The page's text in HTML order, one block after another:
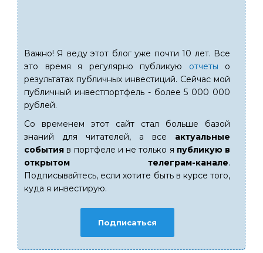
Важно! Я веду этот блог уже почти 10 лет. Все
это время я регулярно публикую отчеты о
результатах публичных инвестиций. Сейчас мой
публичный инвестпортфель - более 5 000 000
рублей.
Со временем этот сайт стал больше базой
знаний для читателей, а все актуальные
события в портфеле и не только я публикую в
открытом телеграм-канале.
Подписывайтесь, если хотите быть в курсе того,
куда я инвестирую.
Подписаться